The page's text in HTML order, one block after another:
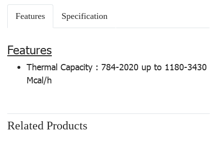
Features Specification
Features
Thermal Capacity : 784-2020 up to 1180-3430
Mcal/h
Related Products